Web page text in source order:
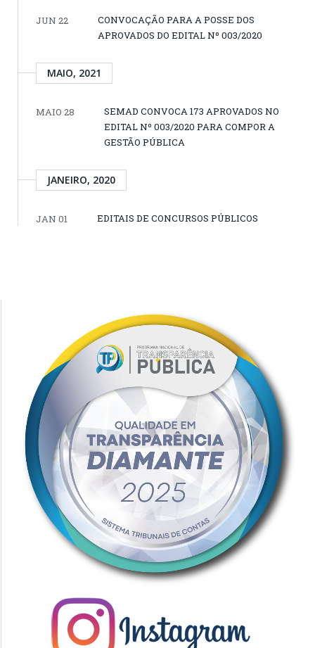
JUN 22
CONVOCAÇÃO PARA A POSSE DOS
APROVADOS DO EDITAL Nº 003/2020
MAIO, 2021
MAIO 28
SEMAD CONVOCA 173 APROVADOS NO
EDITAL Nº 003/2020 PARA COMPOR A
GESTÃO PÚBLICA
JANEIRO, 2020
JAN 01 EDITAIS DE CONCURSOS PÚBLICOS